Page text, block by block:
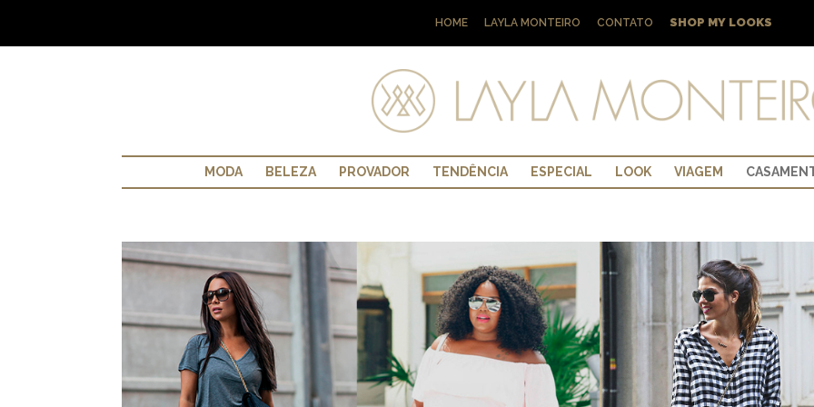
HOME LAYLA MONTEIRO CONTATO SHOP MY LOOKS
MODA BELEZA PROVADOR TENDÊNCIA ESPECIAL LOOK VIAGEM